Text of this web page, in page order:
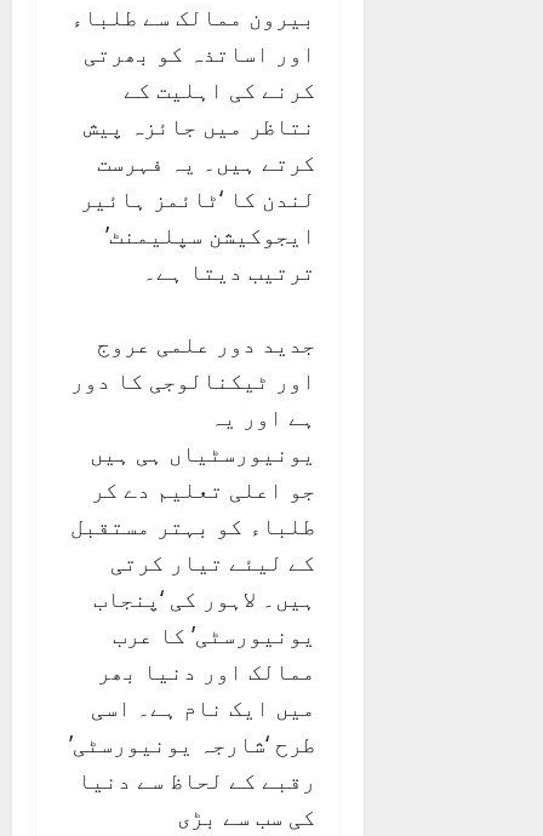
بیرون ممالک سے طلباء
اور اساتذہ کو بھرتی
کرنے کی اہلیت کے
نتاظر میں جائزہ پیش
کرتے ہیں۔ یہ فہرست
لندن کا ‘ٹائمز ہائیر
ایجوکیشن سپلیمنٹ’
ترتیب دیتا ہے۔
جدید دور علمی عروج
اور ٹیکنالوجی کا دور
ہے اور یہ
یونیورسٹیاں ہی ہیں
جو اعلی تعلیم دے کر
طلباء کو بہتر مستقبل
کے لیئے تیار کرتی
ہیں۔ لاہور کی ‘پنجاب
یونیورسٹی’ کا عرب
ممالک اور دنیا بھر
میں ایک نام ہے۔ اسی
طرح ‘شارجہ یونیورسٹی’
رقبے کے لحاظ سے دنیا
کی سب سے بڑی